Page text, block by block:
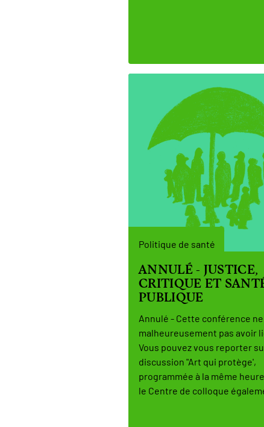
Politique de santé
ANNULÉ - JUSTICE,
CRITIQUE ET
PUBLIQUE
Annulé - Cette conférence
malheureusement pas avoir
Vous pouvez vous reporter
discussion "Art qui protège',
programmée à la même
le Centre de colloque